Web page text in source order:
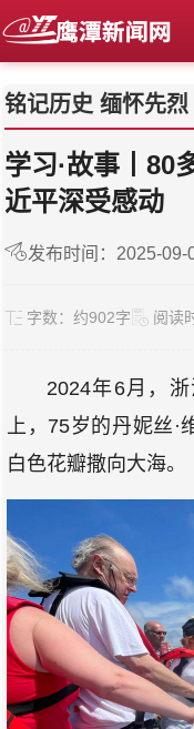
铭记历史 缅怀先烈
学习·故事丨80
近平深受感动
发布时间：2025-09-
字数： 约902字 阅读
2024年6月，
上，75岁的丹妮丝·
白色花瓣撒向大海。